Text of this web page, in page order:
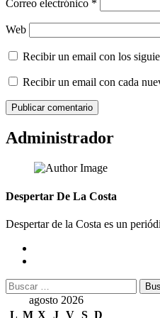
Correo electrónico *
Web
Recibir un email con los
Recibir un email con cada
Administrador
Despertar De La Costa
Despertar de la Costa es un
Buscar:
agosto 2026
L M X J V S D